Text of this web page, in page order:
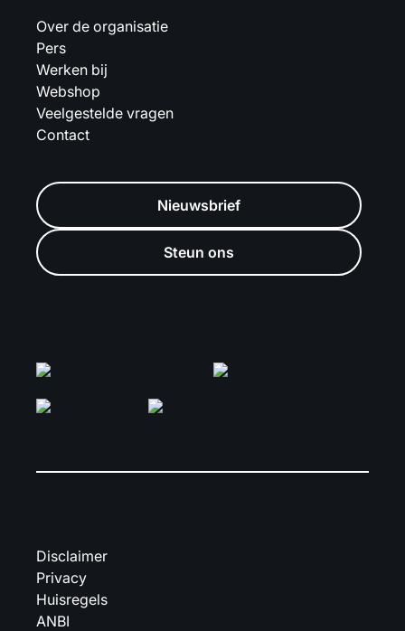
Over de organisatie
Pers
Werken bij
Webshop
Veelgestelde vragen
Contact
Nieuwsbrief
Steun ons
Disclaimer
Privacy
Huisregels
ANBI